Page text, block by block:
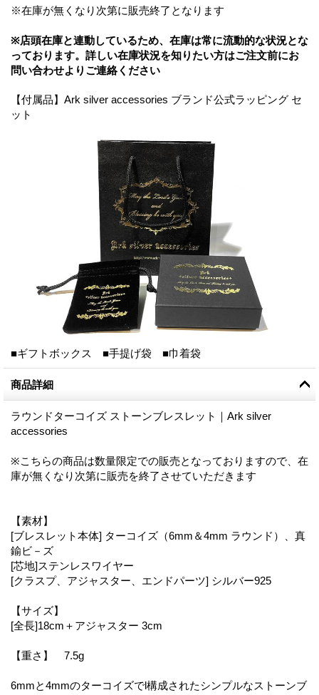
※在庫が無くなり次第に販売終了となります
※店頭在庫と連動しているため、在庫は常に流動的な状況とな
っております。詳しい在庫状況を知りたい方はご注文前にお
問い合わせよりご連絡ください
【付属品】Ark silver accessories ブランド公式ラッピング セ
ット
■ギフトボックス ■手提げ袋 ■巾着袋
商品詳細
ラウンドターコイズ ストーンブレスレット｜Ark silver
accessories
※こちらの商品は数量限定での販売となっておりますので、在
庫が無くなり次第に販売を終了させていただきます
【素材】
[ブレスレット本体] ターコイズ（6mm＆4mm ラウンド）、真
鍮ビ－ズ
[芯地]ステンレスワイヤー
[クラスプ、アジャスター、エンドパーツ] シルバー925
【サイズ】
[全長]18cm＋アジャスター 3cm
【重さ】 7.5g
6mmと4mmのターコイズでl構成されたシンプルなストーンブ